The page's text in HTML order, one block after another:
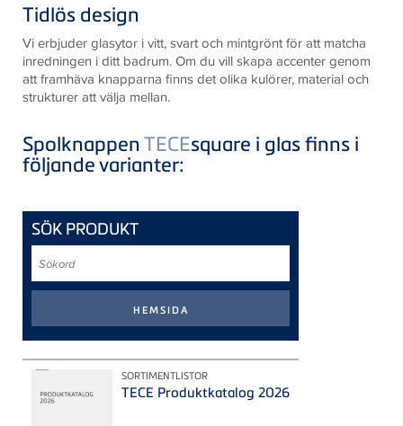
Tidlös design
Vi erbjuder glasytor i vitt, svart och mintgrönt för att matcha
inredningen i ditt badrum. Om du vill skapa accenter genom
att framhäva knapparna finns det olika kulörer, material och
strukturer att välja mellan.
SpolknappenTECEsquare i glas finns i
följande varianter:
SÖK PRODUKT
SORTIMENTLISTOR
TECE Produktkatalog 2026